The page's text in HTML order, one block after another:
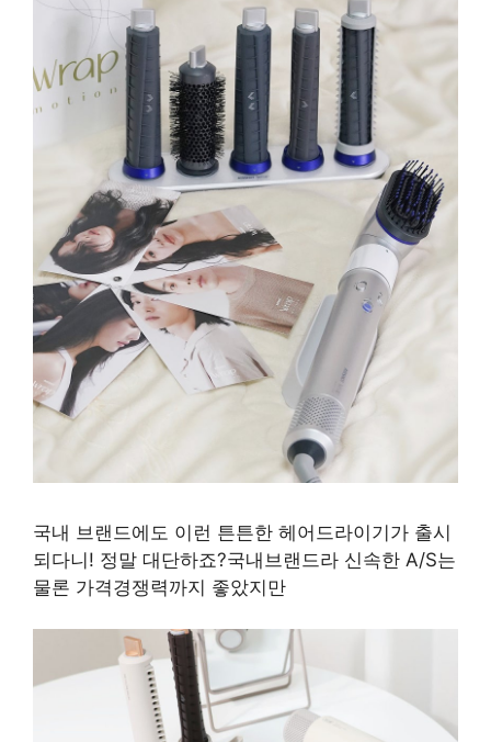
국내 브랜드에도 이런 튼튼한 헤어드라이기가 출시
되다니! 정말 대단하죠?국내브랜드라 신속한 A/S는
물론 가격경쟁력까지 좋았지만